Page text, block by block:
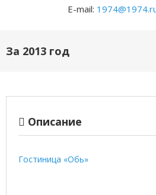
E-mail:
За 2013 год
Описание
Гостиница «Обь»